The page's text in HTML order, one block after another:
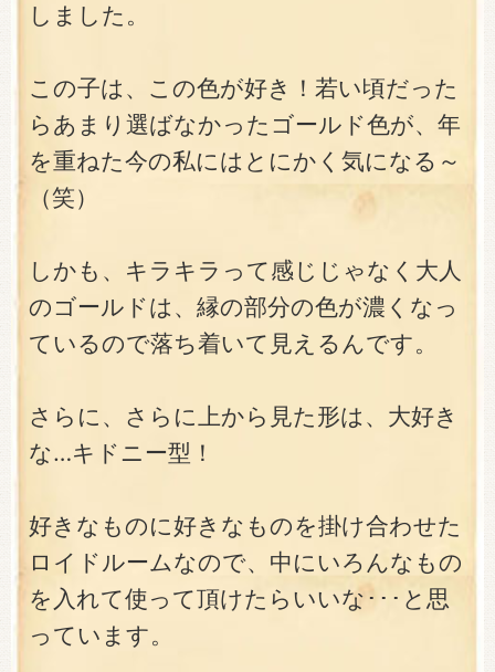
しました。
この子は、この色が好き！若い頃だった
らあまり選ばなかったゴールド色が、年
を重ねた今の私にはとにかく気になる～
（笑）
しかも、キラキラって感じじゃなく大人
のゴールドは、縁の部分の色が濃くなっ
ているので落ち着いて見えるんです。
さらに、さらに上から見た形は、大好き
な…キドニー型！
好きなものに好きなものを掛け合わせた
ロイドルームなので、中にいろんなもの
を入れて使って頂けたらいいな･･･と思
っています。